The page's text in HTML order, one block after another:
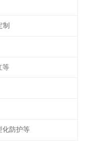
制
等
化防护等